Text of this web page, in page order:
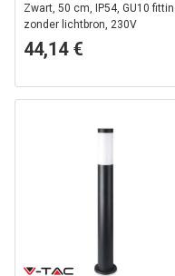
Zwart, 50 cm, IP54, GU10
zonder lichtbron, 230V
44,14 €